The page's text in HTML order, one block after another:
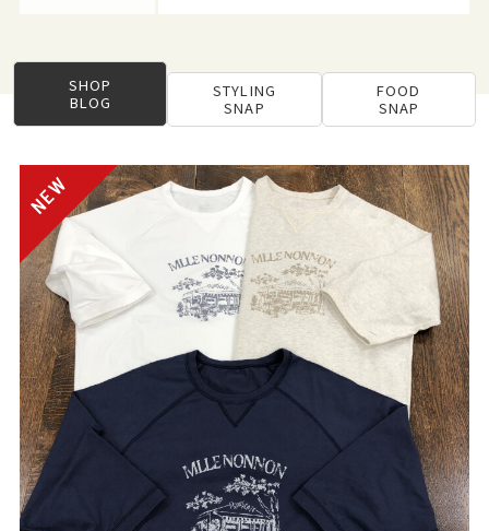
SHOP
BLOG
STYLING
SNAP
FOOD
SNAP